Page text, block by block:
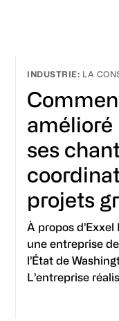
LA
amélioré
ses
projets
À propos
une entreprise
l’État de
L’entreprise